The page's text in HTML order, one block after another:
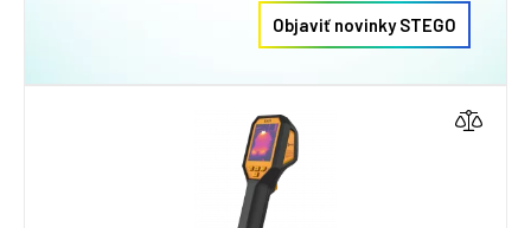
Objaviť novinky STEGO